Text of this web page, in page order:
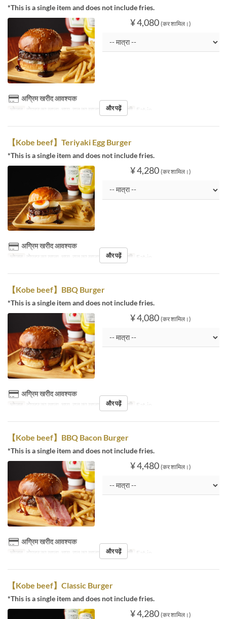
*This is a single item and does not include fries.
¥ 4,080 (कर शामिल।)
अग्रिम खरीद आवश्यक
भोजन दोपहर का खाना, चाय, रात का खाना सीट की श्रेणी Eat-in
और पढ़ें
【Kobe beef】Teriyaki Egg Burger
*This is a single item and does not include fries.
¥ 4,280 (कर शामिल।)
अग्रिम खरीद आवश्यक
भोजन दोपहर का खाना, चाय, रात का खाना सीट की श्रेणी Eat-in
और पढ़ें
【Kobe beef】BBQ Burger
*This is a single item and does not include fries.
¥ 4,080 (कर शामिल।)
अग्रिम खरीद आवश्यक
भोजन दोपहर का खाना, चाय, रात का खाना सीट की श्रेणी Eat-in
और पढ़ें
【Kobe beef】BBQ Bacon Burger
*This is a single item and does not include fries.
¥ 4,480 (कर शामिल।)
अग्रिम खरीद आवश्यक
भोजन दोपहर का खाना, चाय, रात का खाना सीट की श्रेणी Eat-in
और पढ़ें
【Kobe beef】Classic Burger
*This is a single item and does not include fries.
¥ 4,280 (कर शामिल।)